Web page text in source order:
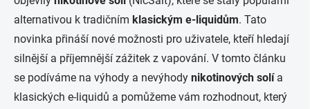
alternativou k tradičním klasickým e-liquidům. Tato
novinka přináší nové možnosti pro uživatele, kteří hledají
silnější a příjemnější zážitek z vapování. V tomto článku
se podíváme na výhody a nevýhody nikotinových solía
klasických e-liquidů a pomůžeme vám rozhodnout, který